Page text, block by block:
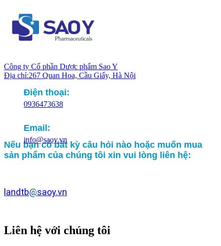
Công ty Cổ phần Dược phẩm Sao Y
Địa chỉ:267 Quan Hoa, Cầu Giấy, Hà Nội
Điện thoại:
0936473638
Email:
info@saoy.vn
Nếu bạncó bất kỳ câu hỏi nào hoặc muốn mua
sản phẩm của chúng tôi xin vui lòng liên hệ:
landtb@saoy.vn
Liên hệ với chúng tôi